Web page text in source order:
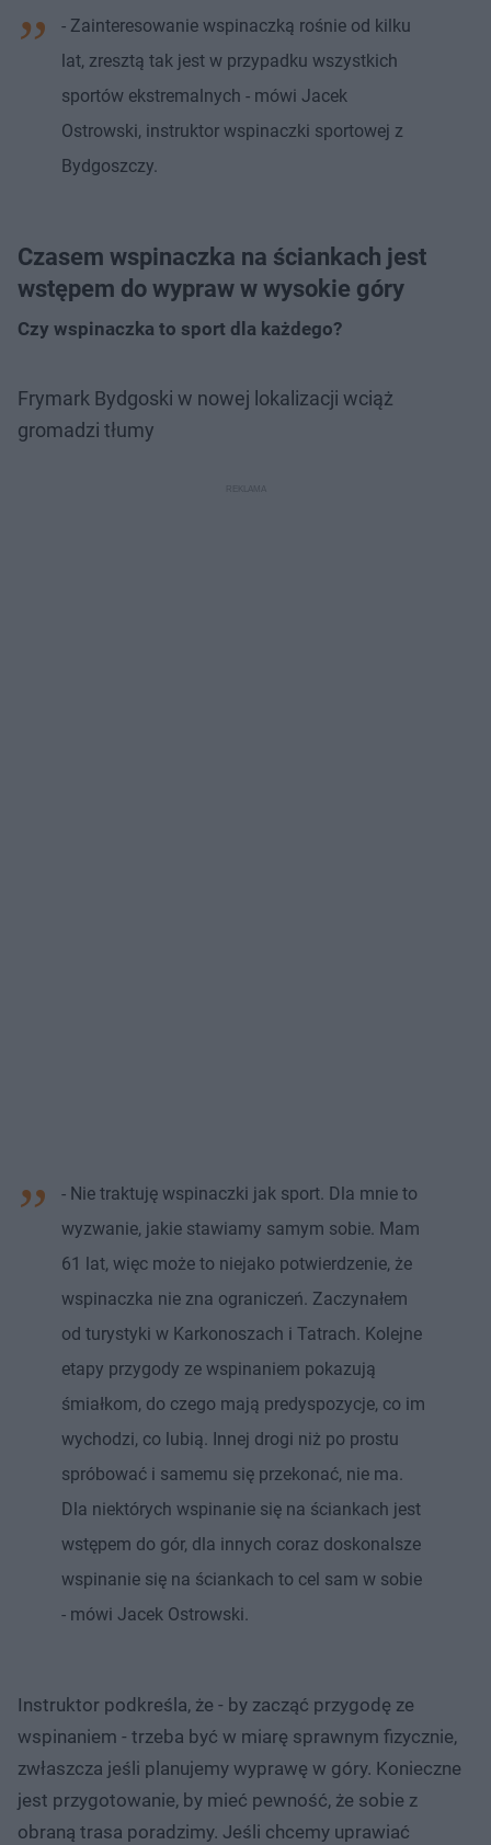
- Zainteresowanie wspinaczką rośnie od kilku
lat, zresztą tak jest w przypadku wszystkich
sportów ekstremalnych - mówi Jacek
Ostrowski, instruktor wspinaczki sportowej z
Bydgoszczy.
Czasem wspinaczka na ściankach jest
wstępem do wypraw w wysokie góry
Czy wspinaczka to sport dla każdego?
Frymark Bydgoski w nowej lokalizacji wciąż
gromadzi tłumy
- Nie traktuję wspinaczki jak sport. Dla mnie to
wyzwanie, jakie stawiamy samym sobie. Mam
61 lat, więc może to niejako potwierdzenie, że
wspinaczka nie zna ograniczeń. Zaczynałem
od turystyki w Karkonoszach i Tatrach. Kolejne
etapy przygody ze wspinaniem pokazują
śmiałkom, do czego mają predyspozycje, co im
wychodzi, co lubią. Innej drogi niż po prostu
spróbować i samemu się przekonać, nie ma.
Dla niektórych wspinanie się na ściankach jest
wstępem do gór, dla innych coraz doskonalsze
wspinanie się na ściankach to cel sam w sobie
- mówi Jacek Ostrowski.
Instruktor podkreśla, że - by zacząć przygodę ze
wspinaniem - trzeba być w miarę sprawnym fizycznie,
zwłaszcza jeśli planujemy wyprawę w góry. Konieczne
jest przygotowanie, by mieć pewność, że sobie z
obraną trasa poradzimy. Jeśli chcemy uprawiać